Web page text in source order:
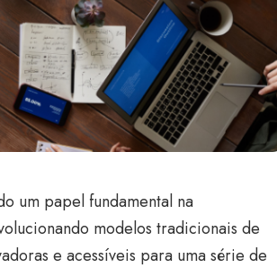
um papel fundamental na
modelos tradicionais de
e acessíveis para uma série de